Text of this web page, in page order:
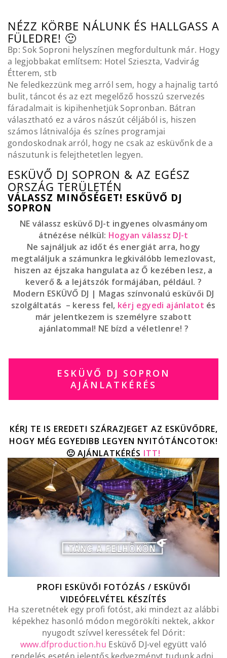
NÉZZ KÖRBE NÁLUNK ÉS HALLGASS A
FÜLEDRE! 🙂
Bp: Sok Soproni helyszínen megfordultunk már. Hogy
a legjobbakat említsem: Hotel Szieszta, Vadvirág
Étterem, stb
Ne feledkezzünk meg arról sem, hogy a hajnalig tartó
bulit, táncot és az ezt megelőző hosszú szervezés
fáradalmait is kipihenhetjük Sopronban. Bátran
választható ez a város nászút céljából is, hiszen
számos látnivalója és színes programjai
gondoskodnak arról, hogy ne csak az esküvőnk de a
nászutunk is felejthetetlen legyen.
ESKÜVŐ DJ SOPRON & AZ EGÉSZ
ORSZÁG TERÜLETÉN
VÁLASSZ MINŐSÉGET! ESKÜVŐ DJ
SOPRON
NE válassz esküvő DJ-t ingyenes olvasmányom
átnézése nélkül: Hogyan válassz DJ-t
Ne sajnáljuk az időt és energiát arra, hogy
megtaláljuk a számunkra legkiválóbb lemezlovast,
hiszen az éjszaka hangulata az Ő kezében lesz, a
keverő & a lejátszók formájában, például. ?
Modern ESKÜVŐ DJ | Magas színvonalú esküvői DJ
szolgáltatás – keress fel, kérj egyedi ajánlatot és
már jelentkezem is személyre szabott
ajánlatommal! NE bízd a véletlenre! ?
ESKÜVŐ DJ SOPRON
AJÁNLATKÉRÉS
KÉRJ TE IS EREDETI SZÁRAZJEGET AZ ESKÜVŐDRE,
HOGY MÉG EGYEDIBB LEGYEN NYITÓTÁNCOTOK!
🙂 AJÁNLATKÉRÉS ITT!
PROFI ESKÜVŐI FOTÓZÁS / ESKÜVŐI
VIDEÓFELVÉTEL KÉSZÍTÉS
Ha szeretnétek egy profi fotóst, aki mindezt az alábbi
képekhez hasonló módon megörökíti nektek, akkor
nyugodt szívvel keressétek fel Dórit:
www.dfproduction.hu Esküvő DJ-vel együtt való